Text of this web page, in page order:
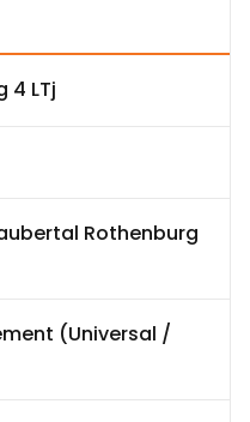
4 LTj
Rothenburg
(Universal /